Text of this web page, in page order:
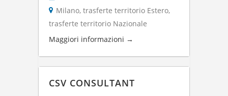
Milano trasferte territorio Estero
trasferte territorio Nazionale
Maggiori informazioni
CSV CONSULTANT